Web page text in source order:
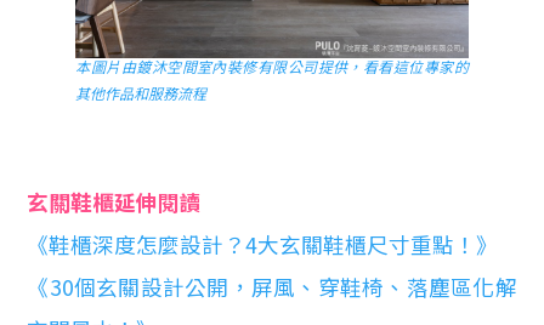
本圖片由鍍沐空間室內裝修有限公司提供，看看這位專家的
其他作品和服務流程
玄關鞋櫃延伸閱讀
《鞋櫃深度怎麼設計？4大玄關鞋櫃尺寸重點！》
《30個玄關設計公開，屏風、穿鞋椅、落塵區化解